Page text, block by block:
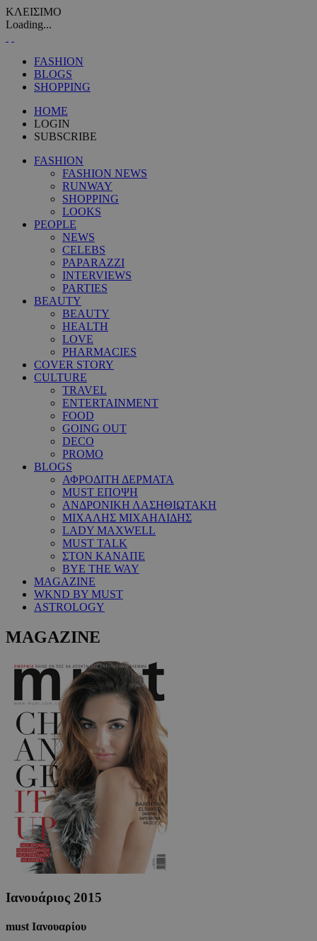
ΚΛΕΙΣΙΜΟ
Loading...
FASHION
BLOGS
SHOPPING
HOME
LOGIN
SUBSCRIBE
FASHION
FASHION NEWS
RUNWAY
SHOPPING
LOOKS
PEOPLE
NEWS
CELEBS
PAPARAZZI
INTERVIEWS
PARTIES
BEAUTY
BEAUTY
HEALTH
LOVE
PHARMACIES
COVER STORY
CULTURE
TRAVEL
ENTERTAINMENT
FOOD
GOING OUT
DECO
PROMO
BLOGS
ΑΦΡΟΔΙΤΗ ΔΕΡΜΑΤΑ
MUST ΕΠΟΨΗ
ΑΝΔΡΟΝΙΚΗ ΛΑΣΗΘΙΩΤΑΚΗ
ΜΙΧΑΛΗΣ ΜΙΧΑΗΛΙΔΗΣ
LADY MAXWELL
MUST TALK
ΣΤΟΝ ΚΑΝΑΠΕ
BYE THE WAY
MAGAZINE
WKND BY MUST
ASTROLOGY
MAGAZINE
Ιανουάριος 2015
must Ιανουαρίου